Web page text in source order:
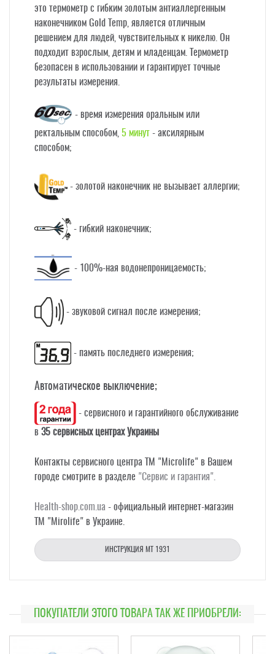
это термометр с гибким золотым антиаллергенным
наконечником Gold Temp, является отличным
решением для людей, чувствительных к никелю. Он
подходит взрослым, детям и младенцам. Термометр
безопасен в использовании и гарантирует точные
результаты измерения.
- время измерения оральным или
ректальным способом, 5 минут - аксилярным
способом;
- золотой наконечник не вызывает аллергии;
- гибкий наконечник;
- 100%-ная водонепроницаемость;
- звуковой сигнал после измерения;
- память последнего измерения;
Автоматическое выключение;
- cервисного и гарантийного обслуживание
в 35 сервисных центрах Украины
Контакты сервисного центра ТМ "Microlife" в Вашем
городе смотрите в разделе "Сервис и гарантия"
Health-shop.com.ua - официальный интернет-магазин
TM "Mirolife" в Украине.
ИНСТРУКЦИЯ MT 1931
ПОКУПАТЕЛИ ЭТОГО ТОВАРА ТАК ЖЕ ПРИОБРЕЛИ: